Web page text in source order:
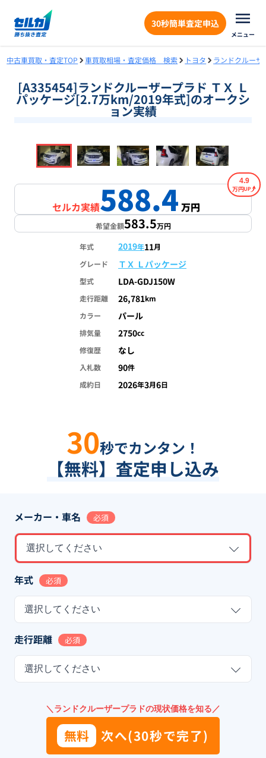
30秒簡単査定申込
メニュー
中古車買取・査定TOP 車買取相場・査定価格 検索 トヨタ ランドクルーザ
[A335454]ランドクルーザープラド ＴＸ Ｌ
パッケージ[2.7万km/2019年式]のオークシ
ョン実績
1/18
セルカ実績588.4万円
4.9
万円
希望金額583.5万円
年式 2019年11月
グレード
ＴＸ Ｌパッケージ
型式 LDA-GDJ150W
走行距離 26,781km
カラー
パール
排気量 2750cc
修復歴
なし
入札数 90件
成約日
2026年3月6日
30秒でカンタン！
【無料】査定申し込み
メーカー・車名 必須
選択してください
年式 必須
選択してください
走行距離 必須
選択してください
＼ランドクルーザープラドの現状価格を知る／
無料 次へ(30秒で完了)